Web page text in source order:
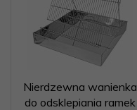
Nierdzewna wanienka
do odsklepiania ramek